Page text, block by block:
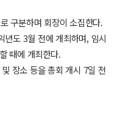
구분하며 회장이 소집한다.
도 3월 전에 개최하며, 임시
때에 개최한다.
장소 등을 총회 개시 7일 전